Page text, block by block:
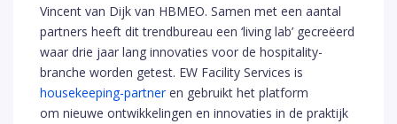
Vincent van Dijk van HBMEO. Samen met een aantal
partners heeft dit trendbureau een ‘living lab’ gecreëerd
waar drie jaar lang innovaties voor de hospitality-
branche worden getest. EW Facility Services is
housekeeping-partneren gebruikt het platform
om nieuwe ontwikkelingen en innovaties in de praktijk